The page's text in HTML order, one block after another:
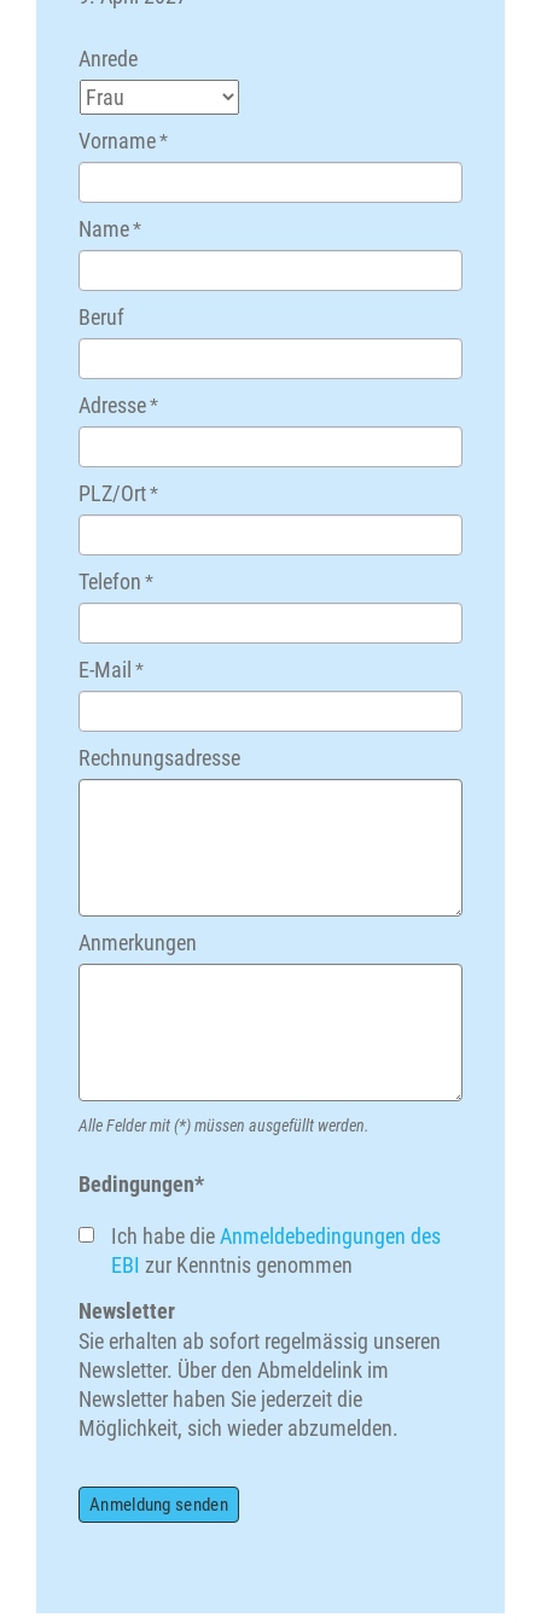
Anrede
Vorname*
Name*
Beruf
Adresse*
PLZ/Ort*
Telefon *
E-Mail *
Rechnungsadresse
Anmerkungen
Alle Felder mit (*) müssen ausgefüllt werden.
Bedingungen*
Ich habe dieAnmeldebedingungen des
EBI zur Kenntnis genommen
Newsletter
Sie erhalten ab sofort regelmässig unseren
Newsletter. Über den Abmeldelink im
Newsletter haben Sie jederzeit die
Möglichkeit, sich wieder abzumelden.